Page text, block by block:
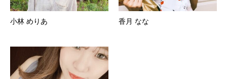
小林 めりあ 香月 なな